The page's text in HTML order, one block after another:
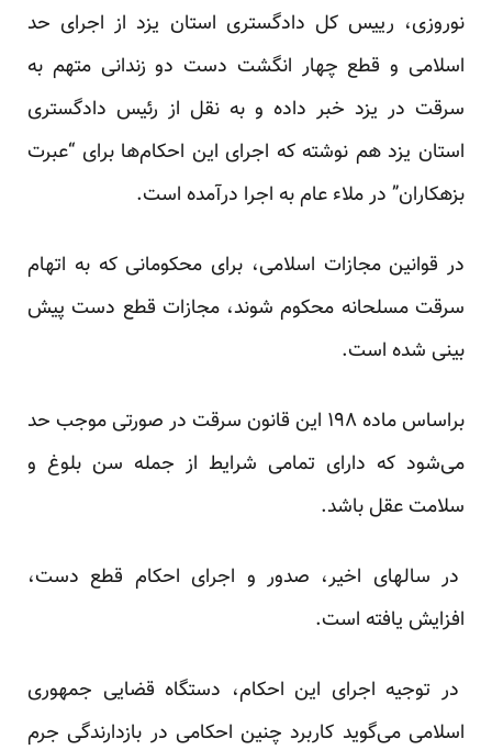
نوروزی، رییس کل دادگستری استان یزد از اجرای حد
اسلامی و قطع چهار انگشت دست دو زندانی متهم به
سرقت در یزد خبر داده و به نقل از رئیس دادگستری
استان یزد هم نوشته که اجرای این احکام‌ها برای “عبرت
بزهکاران” در ملاء عام به اجرا درآمده است.
در قوانین مجازات اسلامی، برای محکومانی که به اتهام
سرقت مسلحانه محکوم شوند، مجازات قطع دست پیش
بینی شده است.
براساس ماده ۱۹۸ این قانون سرقت در صورتی موجب حد
می‌شود که دارای تمامی شرایط از جمله سن بلوغ و
سلامت عقل باشد.
در سالهای اخیر، صدور و اجرای احکام قطع دست،
افزایش یافته است.
در توجیه اجرای این احکام، دستگاه قضایی جمهوری
اسلامی می‌گوید کاربرد چنین احکامی در بازدارندگی جرم